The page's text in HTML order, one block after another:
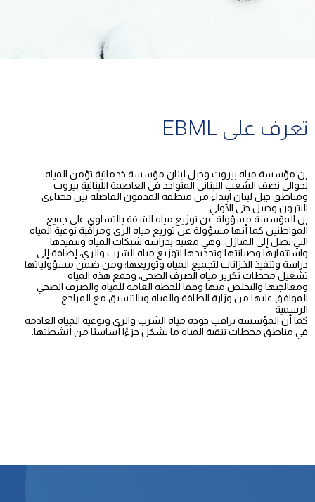
تعرف على EBML
إن مؤسسة مياه بيروت وجبل لبنان مؤسسة خدماتية تؤمن المياه
لحوالى نصف الشعب اللبناني المتواجد في العاصمة اللبنانية بيروت
ومناطق جبل لبنان ابتداء من منطقة المدفون الفاصلة بين قضاءي
البترون وجبيل حتى الأولي.
إن المؤسسة مسؤولة عن توزيع مياه الشفة بالتساوي على جميع
المواطنين كما أنها مسؤولة عن توزيع مياه الري ومراقبة نوعية المياه
التي تصل إلى المنازل. وهي معنية بدراسة شبكات المياه وتنفيذها
واستثمارها وصيانتها وتجديدها لتوزيع مياه الشرب والري، إضافة إلى
دراسة وتنفيذ الخزانات لتجميع المياه وتوزيعها؛ ومن ضمن مسؤولياتها
تشغيل محطات تكرير مياه الصرف الصحي، وجمع هذه المياه
ومعالجتها والتخلص منها وفقا للخطة العامة للمياه والصرف الصحي
الموافق عليها من وزارة الطاقة والمياه وبالتنسيق مع المراجع
الرسمية.
كما أن المؤسسة تراقب جودة مياه الشرب والري ونوعية المياه العادمة
في مناطق محطات تنقية المياه ما يشكل جزءًا أساسيًا من أنشطتها.